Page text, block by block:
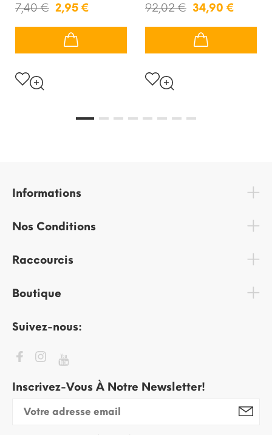
7,40 € 2,95 € 92,02 € 34,90 €
Informations
Nos Conditions
Raccourcis
Boutique
Suivez-nous:
Inscrivez-Vous À Notre Newsletter!